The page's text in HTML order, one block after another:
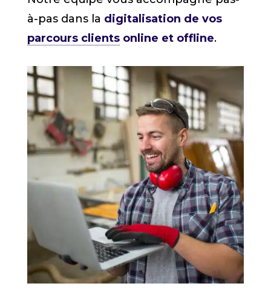
à-pas dans la digitalisation de vos
parcours clientsonline et offline.